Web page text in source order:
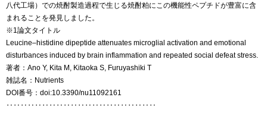
八代工場）での焼酎製造過程で生じる焼酎粕にこの機能性ペプチドが豊富に含
まれることを発見しました。
※1論文タイトル
Leucine–histidine dipeptide attenuates microglial activation and emotional
disturbances induced by brain inflammation and repeated social defeat stress.
著者：Ano Y, Kita M, Kitaoka S, Furuyashiki T
雑誌名：Nutrients
DOI番号：doi:10.3390/nu11092161
‥‥‥‥‥‥‥‥‥‥‥‥‥‥‥‥‥‥‥‥‥